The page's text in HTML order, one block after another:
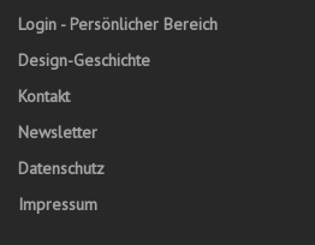
Login - Persönlicher Bereich
Design-Geschichte
Kontakt
Newsletter
Datenschutz
Impressum